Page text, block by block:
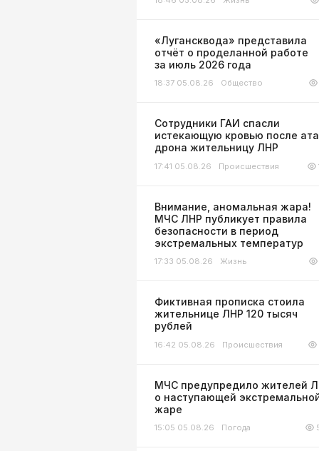
«Лугансквода» представила
отчёт о проделанной работе
за июль 2026 года
18:37 05.08.26 Общество
Сотрудники ГАИ спасли
истекающую кровью после
дрона жительницу ЛНР
17:41 05.08.26 Происшествия
Внимание, аномальная жара!
МЧС ЛНР публикует правила
безопасности в период
экстремальных температур
17:33 05.08.26 Жизнь
Фиктивная прописка стоила
жительнице ЛНР 120 тысяч
рублей
16:42 05.08.26 Происшествия
МЧС предупредило жителей
о наступающей
жаре
15:05 05.08.26 Погода